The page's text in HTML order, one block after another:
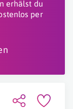
erhälst du
per